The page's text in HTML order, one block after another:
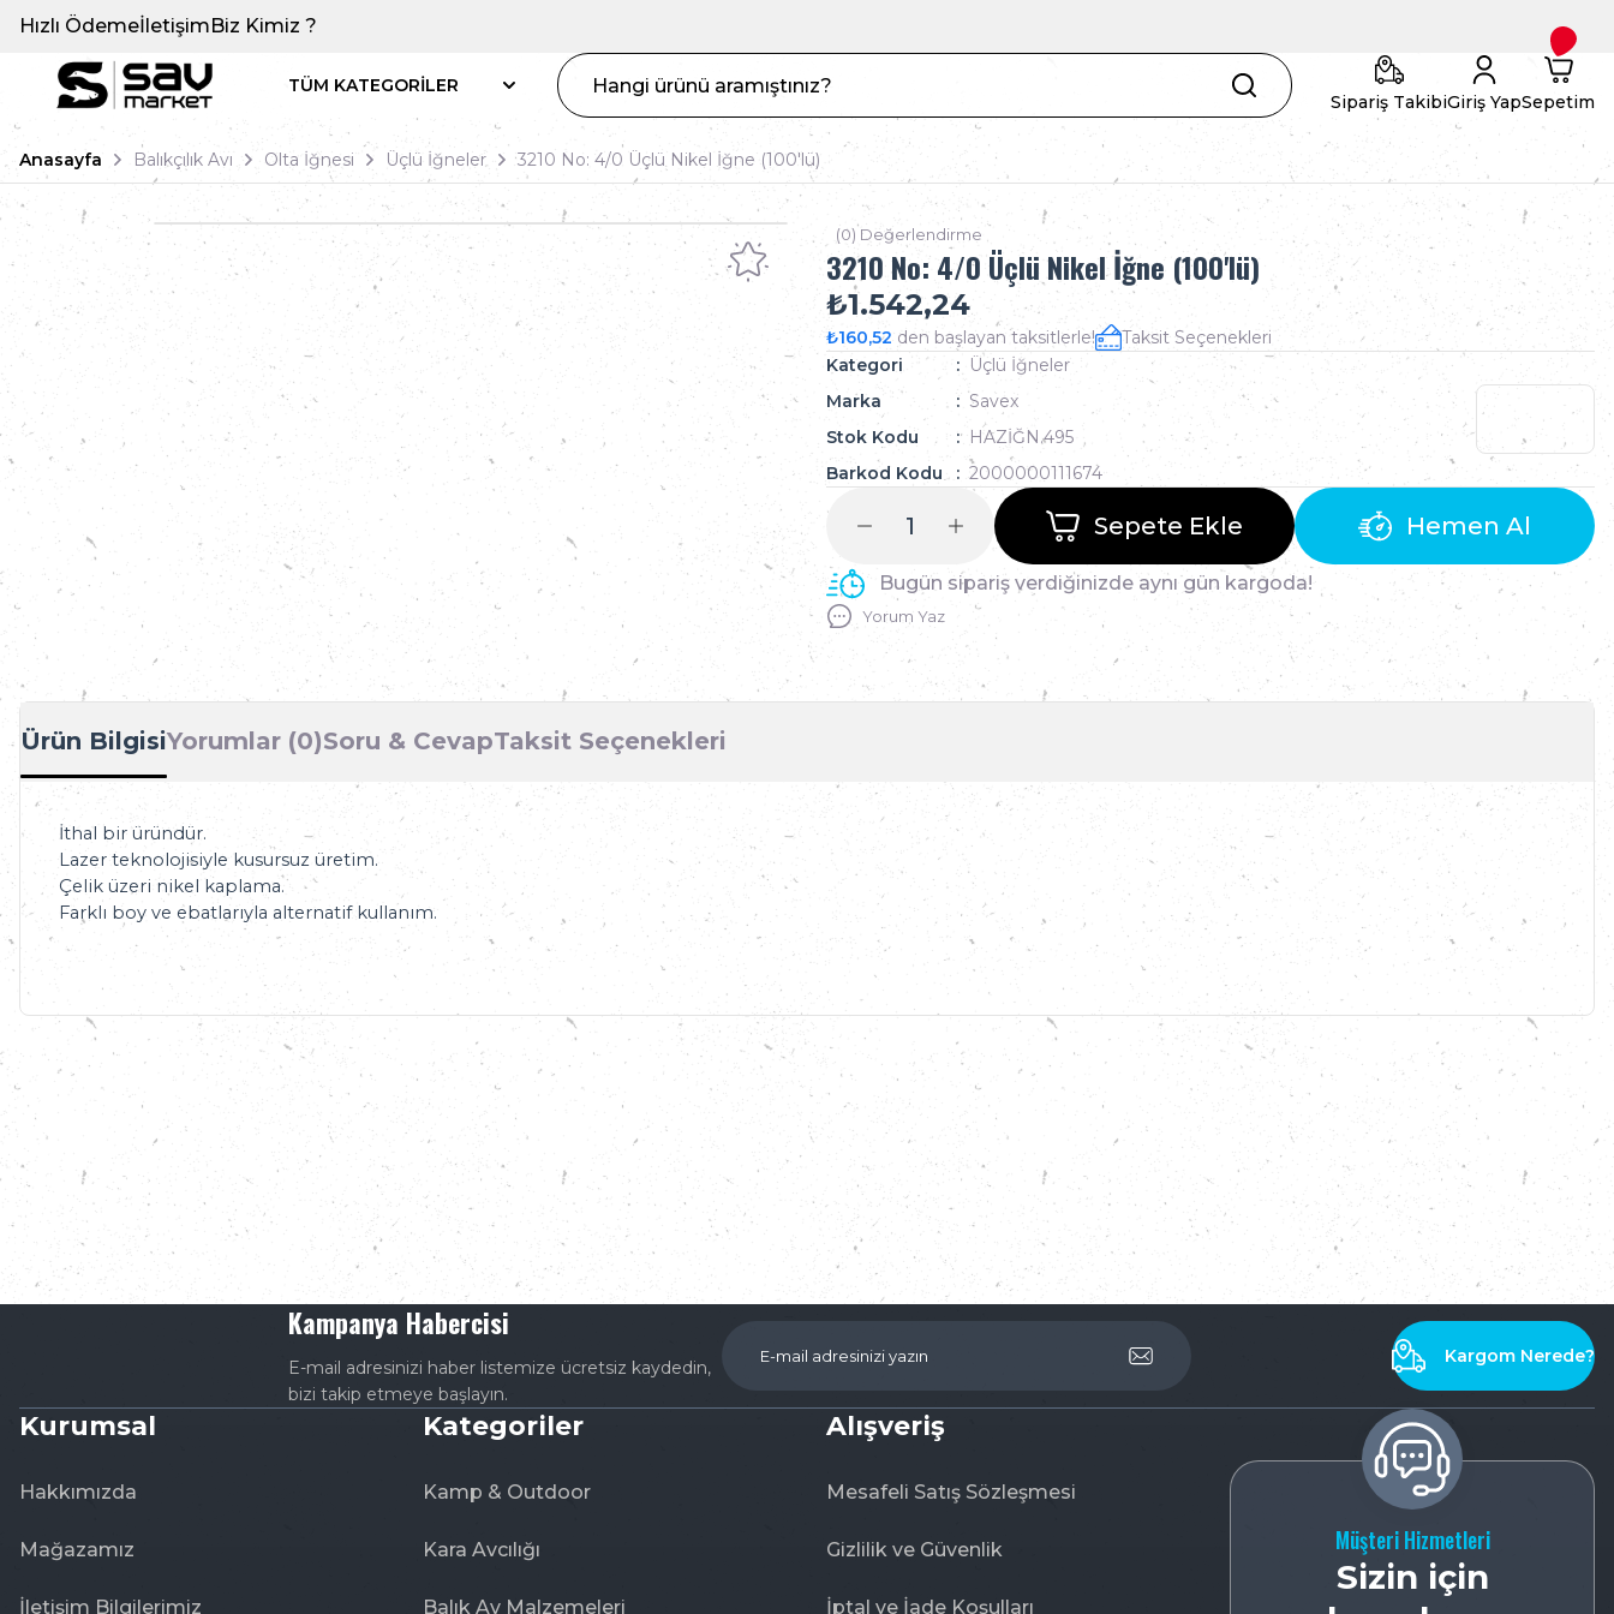
Hızlı ÖdemeİletişimBiz Kimiz ?
TÜM KATEGORİLER
Sipariş TakibiGiriş YapSepetim
Anasayfa Balıkçılık Avı Olta İğnesi Üçlü İğneler 3210 No: 4/0 Üçlü Nikel İğne (100'lü)
(0) Değerlendirme
3210 No: 4/0 Üçlü Nikel İğne (100'lü)
₺1.542,24
₺160,52 den başlayan taksitlerle!
Taksit Seçenekleri
Kategori
Üçlü İğneler
Marka
Savex
Stok Kodu
HAZİĞN.495
Barkod Kodu
2000000111674
Sepete Ekle Hemen Al
Bugün sipariş verdiğinizde aynı gün kargoda!
Yorum Yaz
Ürün BilgisiYorumlar (0)Soru & CevapTaksit Seçenekleri
İthal bir üründür.
Lazer teknolojisiyle kusursuz üretim.
Çelik üzeri nikel kaplama.
Farklı boy ve ebatlarıyla alternatif kullanım.
Bu ürüne ilk yorumu siz yapın!
Yorum Yaz
Ürün hakkında henüz soru sorulmamış.
Kampanya Habercisi
E-mail adresinizi haber listemize ücretsiz kaydedin,
bizi takip etmeye başlayın.
Kargom Nerede?
Kurumsal
Hakkımızda
Mağazamız
İletişim Bilgilerimiz
Kategoriler
Kamp & Outdoor
Kara Avcılığı
Balık Av Malzemeleri
Alışveriş
Mesafeli Satış Sözleşmesi
Gizlilik ve Güvenlik
İptal ve İade Koşulları
Müşteri Hizmetleri
Sizin için